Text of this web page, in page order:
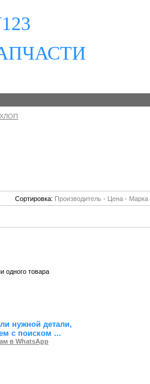
Сортировка: Производитель · Цена · Марка
одного товара
нужной детали,
с поиском...
в WhatsApp